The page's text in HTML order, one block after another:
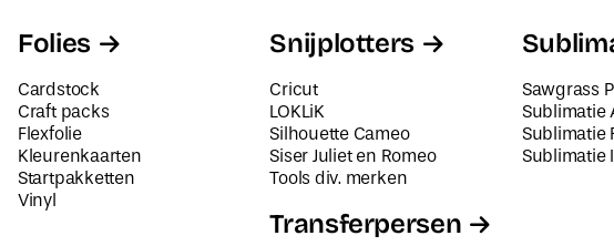
Folies
Cardstock
Craft packs
Flexfolie
Kleurenkaarten
Startpakketten
Vinyl
Snijplotters
Cricut
LOKLiK
Silhouette Cameo
Siser Juliet en Romeo
Tools div. merken
Transferpersen
Sawgrass
Sublimatie
Sublimatie
Sublimatie